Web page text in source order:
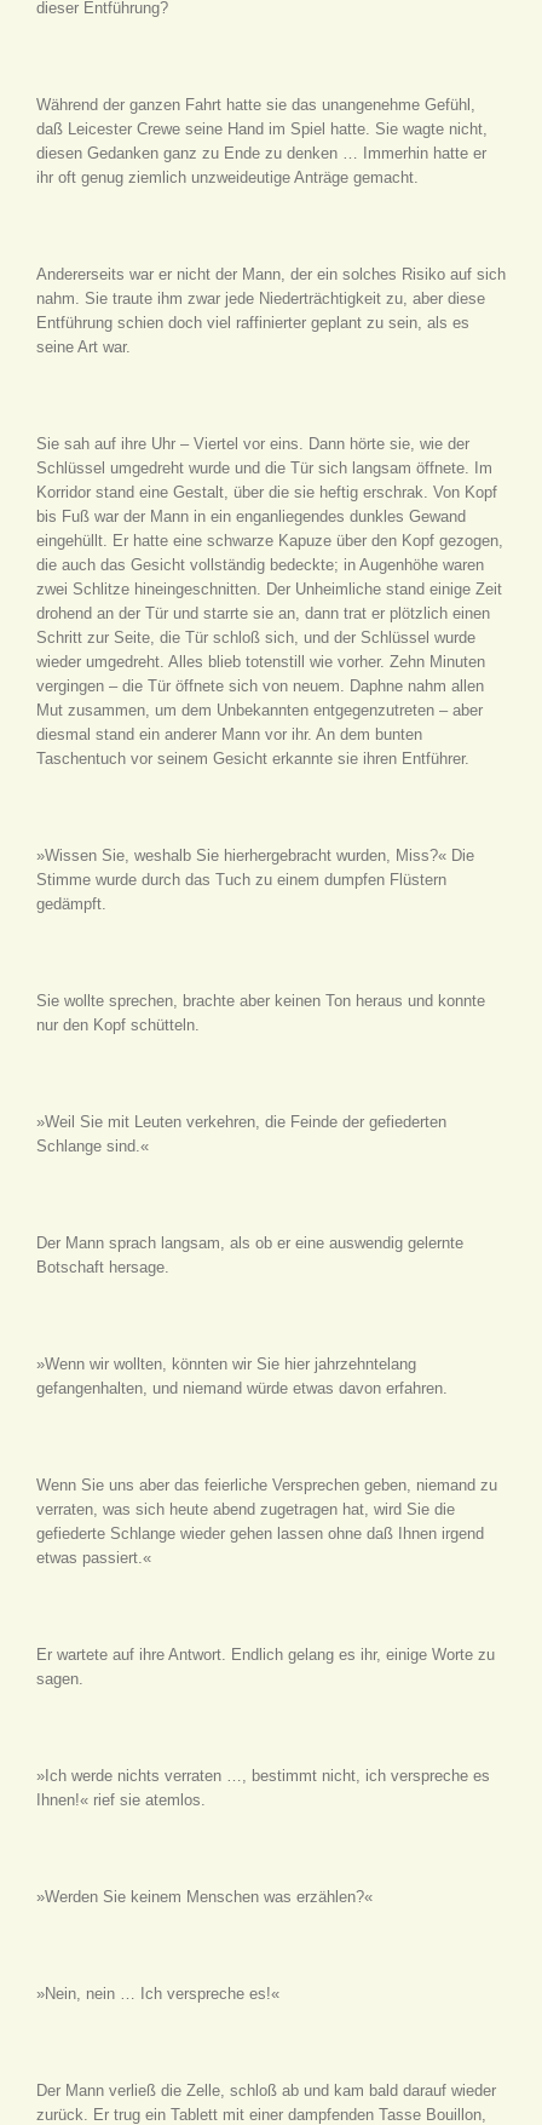
dieser Entführung?
Während der ganzen Fahrt hatte sie das unangenehme Gefühl,
daß Leicester Crewe seine Hand im Spiel hatte. Sie wagte nicht,
diesen Gedanken ganz zu Ende zu denken … Immerhin hatte er
ihr oft genug ziemlich unzweideutige Anträge gemacht.
Andererseits war er nicht der Mann, der ein solches Risiko auf sich
nahm. Sie traute ihm zwar jede Niederträchtigkeit zu, aber diese
Entführung schien doch viel raffinierter geplant zu sein, als es
seine Art war.
Sie sah auf ihre Uhr – Viertel vor eins. Dann hörte sie, wie der
Schlüssel umgedreht wurde und die Tür sich langsam öffnete. Im
Korridor stand eine Gestalt, über die sie heftig erschrak. Von Kopf
bis Fuß war der Mann in ein enganliegendes dunkles Gewand
eingehüllt. Er hatte eine schwarze Kapuze über den Kopf gezogen,
die auch das Gesicht vollständig bedeckte; in Augenhöhe waren
zwei Schlitze hineingeschnitten. Der Unheimliche stand einige Zeit
drohend an der Tür und starrte sie an, dann trat er plötzlich einen
Schritt zur Seite, die Tür schloß sich, und der Schlüssel wurde
wieder umgedreht. Alles blieb totenstill wie vorher. Zehn Minuten
vergingen – die Tür öffnete sich von neuem. Daphne nahm allen
Mut zusammen, um dem Unbekannten entgegenzutreten – aber
diesmal stand ein anderer Mann vor ihr. An dem bunten
Taschentuch vor seinem Gesicht erkannte sie ihren Entführer.
»Wissen Sie, weshalb Sie hierhergebracht wurden, Miss?« Die
Stimme wurde durch das Tuch zu einem dumpfen Flüstern
gedämpft.
Sie wollte sprechen, brachte aber keinen Ton heraus und konnte
nur den Kopf schütteln.
»Weil Sie mit Leuten verkehren, die Feinde der gefiederten
Schlange sind.«
Der Mann sprach langsam, als ob er eine auswendig gelernte
Botschaft hersage.
»Wenn wir wollten, könnten wir Sie hier jahrzehntelang
gefangenhalten, und niemand würde etwas davon erfahren.
Wenn Sie uns aber das feierliche Versprechen geben, niemand zu
verraten, was sich heute abend zugetragen hat, wird Sie die
gefiederte Schlange wieder gehen lassen ohne daß Ihnen irgend
etwas passiert.«
Er wartete auf ihre Antwort. Endlich gelang es ihr, einige Worte zu
sagen.
»Ich werde nichts verraten …, bestimmt nicht, ich verspreche es
Ihnen!« rief sie atemlos.
»Werden Sie keinem Menschen was erzählen?«
»Nein, nein … Ich verspreche es!«
Der Mann verließ die Zelle, schloß ab und kam bald darauf wieder
zurück. Er trug ein Tablett mit einer dampfenden Tasse Bouillon,